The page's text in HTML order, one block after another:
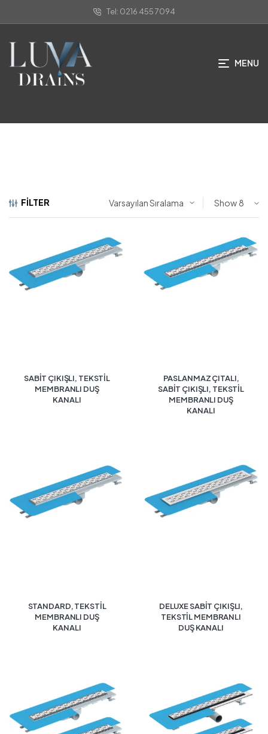
Tel: 0216 455 7094
MENU
Tekstil Membranlı Duş Kanalları
ANA SAYFA LINEER DUŞ KANALLARI
/ TEKSTIL MEMBRANLI DUŞ
KANALLARI
FILTER Show
SABİT ÇIKIŞLI, TEKSTİL
MEMBRANLI DUŞ
KANALI
PASLANMAZ ÇITALI,
SABİT ÇIKIŞLI, TEKSTİL
MEMBRANLI DUŞ
KANALI
STANDARD, TEKSTİL
MEMBRANLI DUŞ
KANALI
DELUXE SABİT ÇIKIŞLI,
TEKSTİL MEMBRANLI
DUŞ KANALI